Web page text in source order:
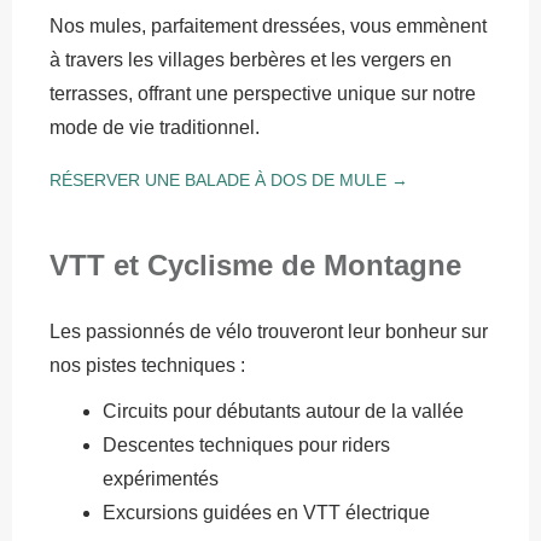
Nos mules, parfaitement dressées, vous emmènent
à travers les villages berbères et les vergers en
terrasses, offrant une perspective unique sur notre
mode de vie traditionnel.
RÉSERVER UNE BALADE À DOS DE MULE →
VTT et Cyclisme de Montagne
Les passionnés de vélo trouveront leur bonheur sur
nos pistes techniques :
Circuits pour débutants autour de la vallée
Descentes techniques pour riders
expérimentés
Excursions guidées en VTT électrique